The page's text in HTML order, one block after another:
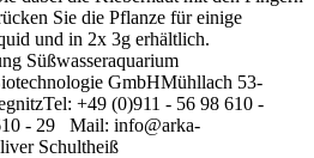
Sie die Pflanze für einige
und in 2x 3g erhältlich.
Süßwasseraquarium
GmbHMühllach 53-
+49 (0)911 - 56 98 610 -
- 29 Mail: info@arka-
Schultheiß